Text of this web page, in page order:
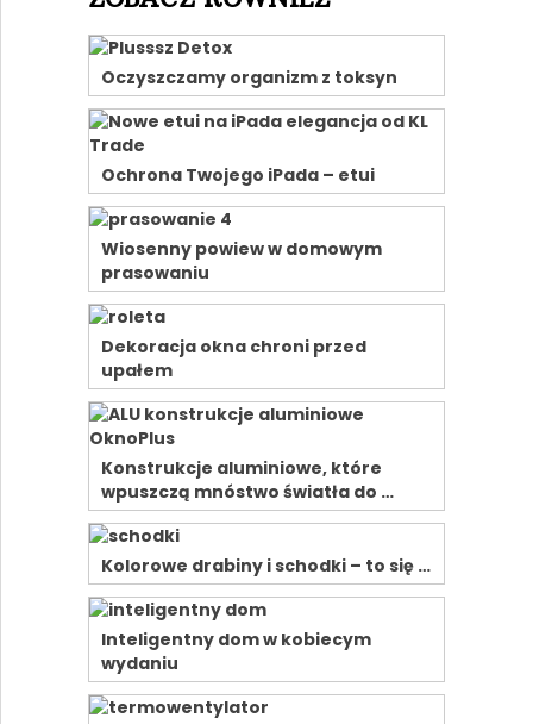
Oczyszczamy organizm z toksyn
Ochrona Twojego iPada – etui
Wiosenny powiew w domowym
prasowaniu
Dekoracja okna chroni przed
upałem
Konstrukcje aluminiowe, które
wpuszczą mnóstwo światła do …
Kolorowe drabiny i schodki – to się …
Inteligentny dom w kobiecym
wydaniu